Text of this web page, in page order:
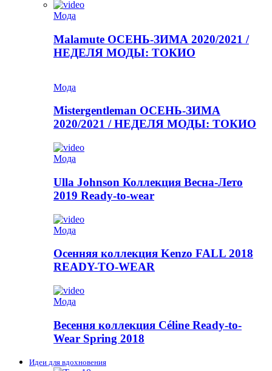
Мода
Malamute ОСЕНЬ-ЗИМА 2020/2021 /
НЕДЕЛЯ МОДЫ: ТОКИО
Мода
Mistergentleman ОСЕНЬ-ЗИМА
2020/2021 / НЕДЕЛЯ МОДЫ: ТОКИО
Мода
Ulla Johnson Коллекция Весна-Лето
2019 Ready-to-wear
Мода
Осенняя коллекция Kenzo FALL 2018
READY-TO-WEAR
Мода
Весення коллекция Céline Ready-to-
Wear Spring 2018
Идеи для вдохновения